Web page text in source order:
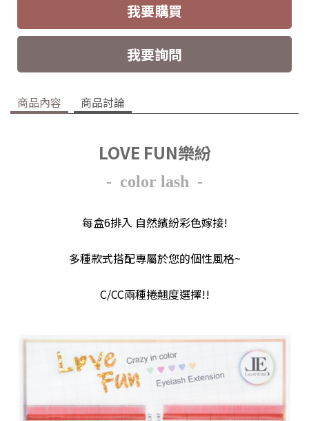
我要購買
我要詢問
商品內容 商品討論
LOVE FUN樂紛
- color lash -
每盒6排入 自然繽紛彩色嫁接!
多種款式搭配專屬於您的個性風格~
C/CC兩種捲翹度選擇!!